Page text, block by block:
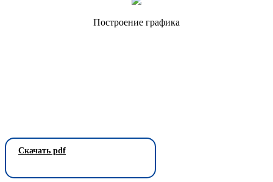
Построение графика
Скачать pdf